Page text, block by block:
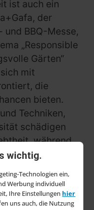
wichtig.
Technologien ein,
Werbung individuell
Ihre Einstellungen hier
uns auch, die Nutzung
ist auch ein
der
BBQ-Messe,
„Responsible
Gärten“
mit
die
bieten.
Techniken,
schädigen
während
an Bedeutung